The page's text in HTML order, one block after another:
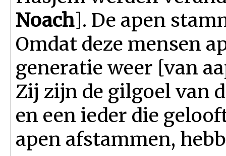
Noach]. De apen
Omdat deze mensen
generatie weer [van
Zij zijn de gilgoel van
en een ieder die
apen afstammen,